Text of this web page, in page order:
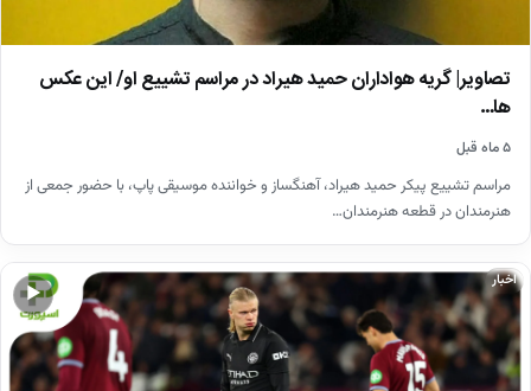
تصاویر| گریه هواداران حمید هیراد در مراسم تشییع او/ این عکس
ها…
۵ ماه قبل
مراسم تشییع پیکر حمید هیراد، آهنگساز و خواننده موسیقی پاپ، با حضور جمعی از
هنرمندان در قطعه هنرمندان…
▶
اخبار